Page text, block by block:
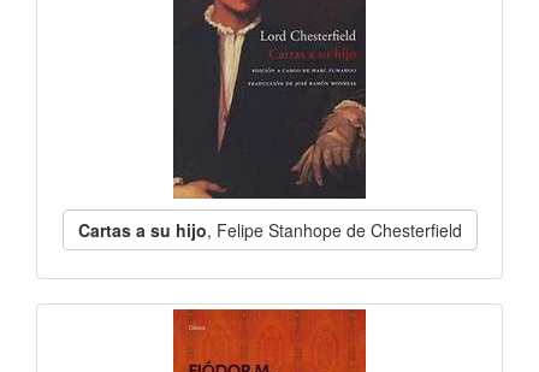
Cartas a su hijo, Felipe Stanhope de Chesterfield